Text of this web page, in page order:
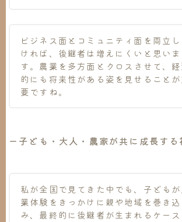
ビジネス面とコミュニティ面を両立し
ければ、後継者は増えにくいと思いま
す。農業を多方面とクロスさせて、経
的にも将来性がある姿を見せることが
要ですね。
ー子ども・大人・農家が共に成長する
私が全国で見てきた中でも、子どもが
業体験をきっかけに親や地域を巻き込
み、最終的に後継者が生まれるケース